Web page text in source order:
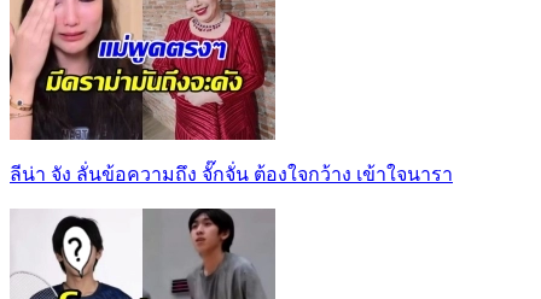
ลีน่า จัง ลั่นข้อความถึง จั๊กจั่น ต้องใจกว้าง เข้าใจนารา